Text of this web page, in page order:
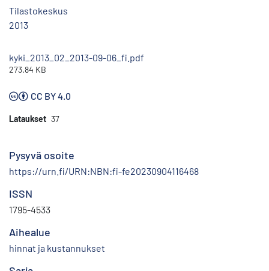
Tilastokeskus
2013
kyki_2013_02_2013-09-06_fi.pdf
273.84 KB
CC BY 4.0
Lataukset 37
Pysyvä osoite
https://urn.fi/URN:NBN:fi-fe20230904116468
ISSN
1795-4533
Aihealue
hinnat ja kustannukset